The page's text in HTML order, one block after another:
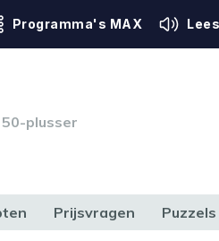
Programma's MAX
plusser
Prijsvragen Puzzels